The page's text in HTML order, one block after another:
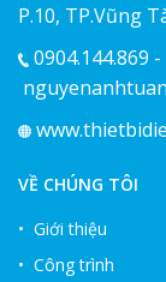
P.10, TP.Vũng
0904.144.869
VỀ CHÚNG TÔI
• Giới thiệu
• Công trình